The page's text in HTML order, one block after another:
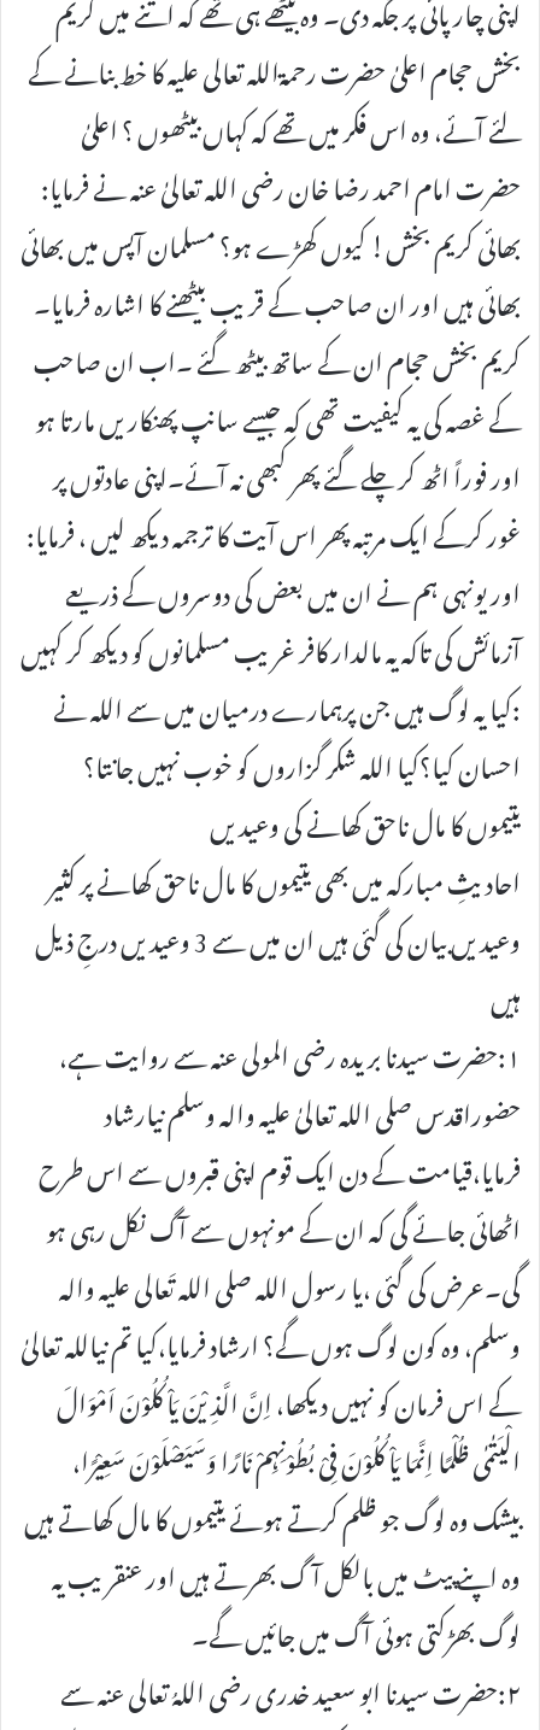
بخش حجام اعلیٰ حضرت رحمۃاللہ تعالی علیہ کا خط بنانے کے
لئے آئے، وہ اس فکر میں تھے کہ کہاں بیٹھوں ؟ اعلیٰ
حضرت امام احمد رضا خان رضی اللہ تعالیٰ عنہ نے فرمایا:
بھائی کریم بخش! کیوں کھڑے ہو؟ مسلمان آپس میں بھائی
بھائی ہیں اور ان صاحب کے قریب بیٹھنے کا اشارہ فرمایا۔
کریم بخش حجام ان کے ساتھ بیٹھ گئے ۔اب ان صاحب
کے غصہ کی یہ کیفیت تھی کہ جیسے سانپ پھنکاریں مارتا ہو
اور فوراً اٹھ کر چلے گئے پھر کبھی نہ آئے۔اپنی عادتوں پر
غور کرکے ایک مرتبہ پھر اس آیت کا ترجمہ دیکھ لیں ، فرمایا:
اور یونہی ہم نے ان میں بعض کی دوسروں کے ذریعے
آزمائش کی تاکہ یہ مالدار کافر غریب مسلمانوں کو دیکھ کر کہیں
:کیا یہ لوگ ہیں جن پرہمارے درمیان میں سے اللہ نے
احسان کیا؟کیا اللہ شکر گزاروں کو خوب نہیں جانتا؟
یتیموں کا مال ناحق کھانے کی وعیدیں
احادیثِ مبارکہ میں بھی یتیموں کا مال ناحق کھانے پر کثیر
وعیدیں بیان کی گئی ہیں ان میں سے 3 وعیدیں درجِ ذیل
ہیں
۱:حضرت سیدنا بریدہ رضی المولی عنہ سے روایت ہے،
حضوراقدس صلی اللہ تعالیٰ علیہ والہ وسلم نیارشاد
فرمایا،قیامت کے دن ایک قوم اپنی قبروں سے اس طرح
اٹھائی جائے گی کہ ان کے مونہوں سے آگ نکل رہی ہو
گی۔عرض کی گئی ،یا رسول اللہ صلی اللہ تَعالی علیہ والہ
وسلم، وہ کون لوگ ہوں گے؟ ارشاد فرمایا،کیا تم نیاللہ تعالیٰ
کے اس فرمان کو نہیں دیکھا، اِنَّ الَّذِیْنَ یَاْکُلُوْنَ اَمْوَالَ
الْیَتٰمٰی ظُلْمًا اِنَّمَا یَاْکُلُوْنَ فِیْ بُطُوْنِہِمْ نَارًا وَسَیَصْلَوْنَ سَعِیْرًا،
بیشک وہ لوگ جو ظلم کرتے ہوئے یتیموں کا مال کھاتے ہیں
وہ اپنے پیٹ میں بالکل آ گ بھرتے ہیں اور عنقریب یہ
لوگ بھڑکتی ہوئی آگ میں جائیں گے۔
۲:حضرت سیدنا ابو سعید خدری رضی اللہُ تعالی عنہ سے